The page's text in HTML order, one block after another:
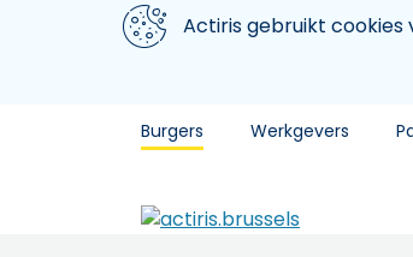
Aller au contenu principal
We gebruiken cookiesActiris gebruikt cookies
Burgers Werkgevers